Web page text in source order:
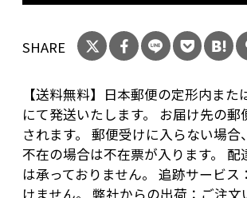
SHARE
【送料無料】日本郵便の定形内また
にて発送いたします。 お届け先の郵
されます。 郵便受けに入らない場合
不在の場合は不在票が入ります。 配
は承っておりません。 追跡サービス
けません。 弊社からの出荷：ご注文